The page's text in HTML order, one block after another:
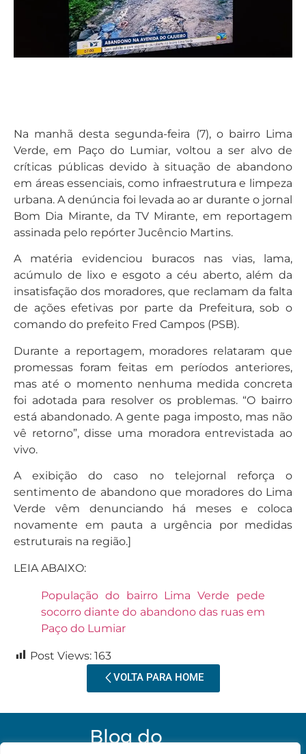
Na manhã desta segunda-feira (7), o bairro Lima
Verde, em Paço do Lumiar, voltou a ser alvo de
críticas públicas devido à situação de abandono
em áreas essenciais, como infraestrutura e limpeza
urbana. A denúncia foi levada ao ar durante o jornal
Bom Dia Mirante, da TV Mirante, em reportagem
assinada pelo repórter Jucêncio Martins.
A matéria evidenciou buracos nas vias, lama,
acúmulo de lixo e esgoto a céu aberto, além da
insatisfação dos moradores, que reclamam da falta
de ações efetivas por parte da Prefeitura, sob o
comando do prefeito Fred Campos (PSB).
Durante a reportagem, moradores relataram que
promessas foram feitas em períodos anteriores,
mas até o momento nenhuma medida concreta
foi adotada para resolver os problemas. “O bairro
está abandonado. A gente paga imposto, mas não
vê retorno”, disse uma moradora entrevistada ao
vivo.
A exibição do caso no telejornal reforça o
sentimento de abandono que moradores do Lima
Verde vêm denunciando há meses e coloca
novamente em pauta a urgência por medidas
estruturais na região.]
LEIA ABAIXO:
População do bairro Lima Verde pede
socorro diante do abandono das ruas em
Paço do Lumiar
Post Views: 163
VOLTA PARA HOME